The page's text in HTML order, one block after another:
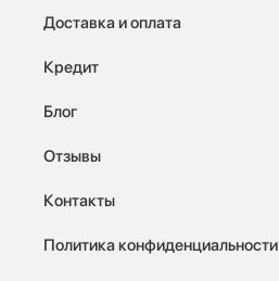
Доставка и оплата
Кредит
Блог
Отзывы
Контакты
Политика конфиденциальности